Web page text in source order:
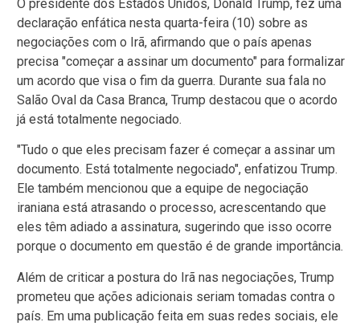
O presidente dos Estados Unidos, Donald Trump, fez uma
declaração enfática nesta quarta-feira (10) sobre as
negociações com o Irã, afirmando que o país apenas
precisa "começar a assinar um documento" para formalizar
um acordo que visa o fim da guerra. Durante sua fala no
Salão Oval da Casa Branca, Trump destacou que o acordo
já está totalmente negociado.
"Tudo o que eles precisam fazer é começar a assinar um
documento. Está totalmente negociado", enfatizou Trump.
Ele também mencionou que a equipe de negociação
iraniana está atrasando o processo, acrescentando que
eles têm adiado a assinatura, sugerindo que isso ocorre
porque o documento em questão é de grande importância.
Além de criticar a postura do Irã nas negociações, Trump
prometeu que ações adicionais seriam tomadas contra o
país. Em uma publicação feita em suas redes sociais, ele